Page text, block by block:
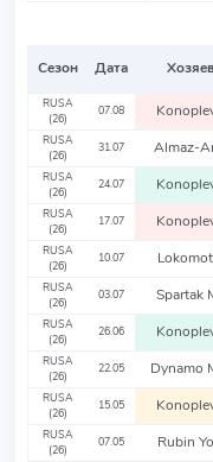
Сезон Дата
RUSA
(26)
07.08
RUSA
(26)
31.07 Almaz-
RUSA
(26)
24.07
RUSA
(26)
17.07
RUSA
(26)
10.07
RUSA
(26)
03.07 Spartak
RUSA
(26)
26.06
RUSA
(26)
22.05 Dynamo
RUSA
(26)
15.05
RUSA
(26)
07.05 Rubin